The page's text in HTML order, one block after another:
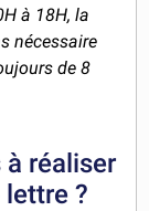
à 18H, la
nécessaire
de 8
réaliser
?